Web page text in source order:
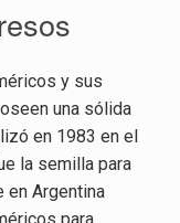
y sus
una sólida
en 1983 en el
la semilla para
en Argentina